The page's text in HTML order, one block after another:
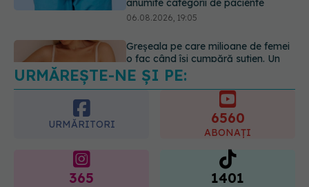
EXCLUSIV De ce unele paciente
la operație. Dr. Sorin Bogdan
(SANADOR): Intervenția
chirurgicală, doar în situații
particulare
URMĂREȘTE-NE ȘI PE:
URMĂRITORI 6560
365
URMĂRITORI
1401
URMĂRITORI
ARTICOLE SIMILARE